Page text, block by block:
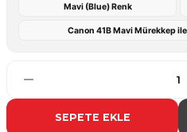
Mavi (Blue) Renk
Canon 41B Mavi Mürekkep
SEPETE EKLE